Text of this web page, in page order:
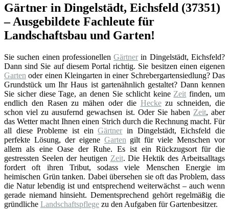
Gärtner in Dingelstädt, Eichsfeld (37351)
– Ausgebildete Fachleute für
Landschaftsbau und Garten!
Sie suchen einen professionellenGärtner in Dingelstädt, Eichsfeld?
Dann sind Sie auf diesem Portal richtig. Sie besitzen einen eigenen
Garten oder einen Kleingarten in einer Schrebergartensiedlung? Das
Grundstück um Ihr Haus ist gartenähnlich gestaltet? Dann kennen
Sie sicher diese Tage, an denen Sie schlicht keine Zeit finden, um
endlich den Rasen zu mähen oder die Heckezu schneiden, die
schon viel zu ausufernd gewachsen ist. Oder Sie haben Zeit, aber
das Wetter macht Ihnen einen Strich durch die Rechnung macht. Für
all diese Probleme ist einGärtner in Dingelstädt, Eichsfeld die
perfekte Lösung, der eigene Garten gilt für viele Menschen vor
allem als eine Oase der Ruhe. Es ist ein Rückzugsort für die
gestressten Seelen der heutigen Zeit. Die Hektik des Arbeitsalltags
fordert oft ihren Tribut, sodass viele Menschen Energie im
heimischen Grün tanken. Dabei übersehen sie oft das Problem, dass
die Natur lebendig ist und entsprechend weiterwächst – auch wenn
gerade niemand hinsieht. Dementsprechend gehört regelmäßig die
gründliche Landschaftspflege zu den Aufgaben für Gartenbesitzer.